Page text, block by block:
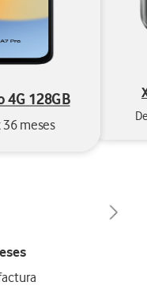
4G 128GB
36 meses